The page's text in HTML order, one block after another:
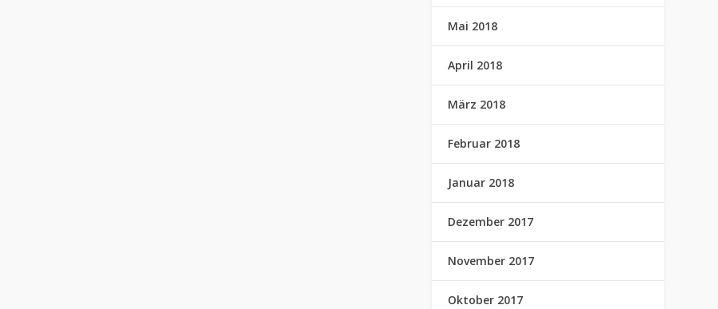
Mai 2018
April 2018
März 2018
Februar 2018
Januar 2018
Dezember 2017
November 2017
Oktober 2017